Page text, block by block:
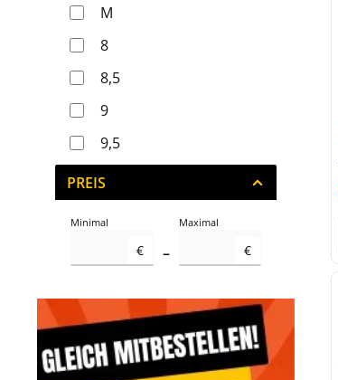
M
8
8,5
9
9,5
10
42 2/3
PREIS
Minimal
€ –
Maximal
€